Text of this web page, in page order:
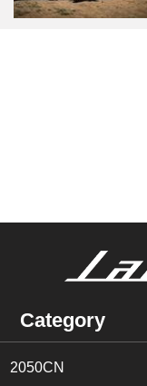
Category
2050CN